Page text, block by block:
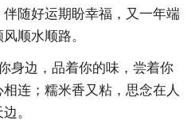
随好运期盼幸福，又一年端
顺水顺路。
身边，品着你的味，尝着你
连；糯米香又粘，思念在人
。